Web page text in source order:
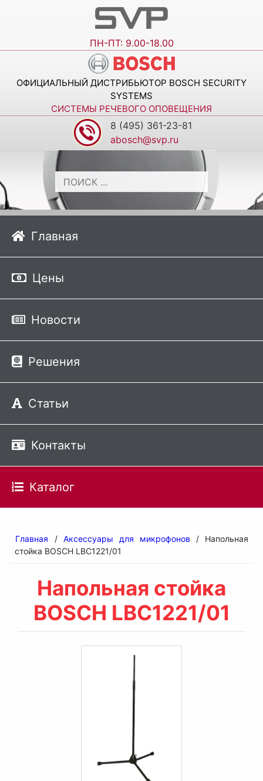
ПН-ПТ: 9.00-18.00
ОФИЦИАЛЬНЫЙ ДИСТРИБЬЮТОР BOSCH SECURITY
SYSTEMS
СИСТЕМЫ РЕЧЕВОГО ОПОВЕЩЕНИЯ
8 (495) 361-23-81
abosch@svp.ru
Главная
Цены
Новости
Решения
Статьи
Контакты
Каталог
Главная / Аксессуары для микрофонов / Напольная
стойка BOSCH LBC1221/01
Напольная стойка
BOSCH LBC1221/01